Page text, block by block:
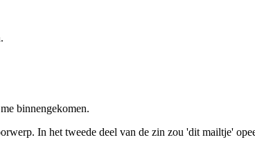
binnengekomen.
In het tweede deel van de zin zou 'dit mailtje'